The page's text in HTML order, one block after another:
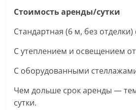
Стоимость аренды/сутки
Стандартная (6 м, без отделки)
С утеплением и освещением
С оборудованными
Чем дольше срок аренды —
сутки.